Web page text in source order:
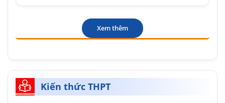
Xem thêm
Kiến thức THPT